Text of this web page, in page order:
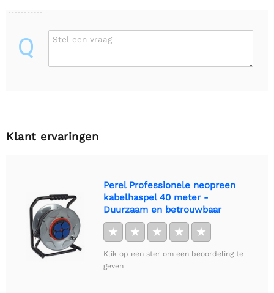
Q Stel een vraag
Klant ervaringen
Perel Professionele neopreen
kabelhaspel 40 meter -
Duurzaam en betrouwbaar
★ ★ ★ ★ ★
Klik op een ster om een beoordeling te
geven